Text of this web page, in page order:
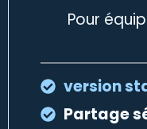
Pour
version
Partage